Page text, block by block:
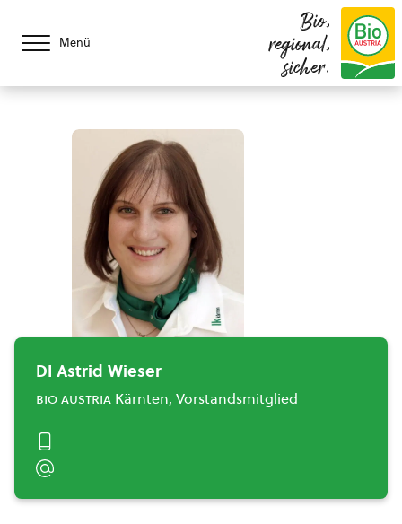
Menü
Bio,
regional,
sicher.
DI Astrid Wieser
bio austria Kärnten, Vorstandsmitglied